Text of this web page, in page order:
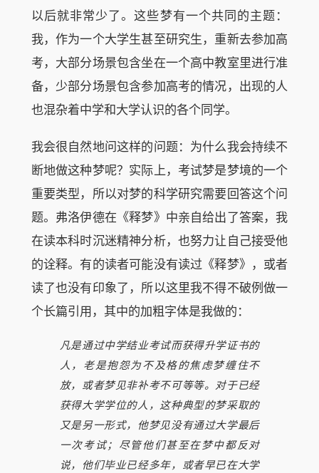
以后就非常少了。这些梦有一个共同的主题：
我，作为一个大学生甚至研究生，重新去参加高
考，大部分场景包含坐在一个高中教室里进行准
备，少部分场景包含参加高考的情况，出现的人
也混杂着中学和大学认识的各个同学。
我会很自然地问这样的问题：为什么我会持续不
断地做这种梦呢？实际上，考试梦是梦境的一个
重要类型，所以对梦的科学研究需要回答这个问
题。弗洛伊德在《释梦》中亲自给出了答案，我
在读本科时沉迷精神分析，也努力让自己接受他
的诠释。有的读者可能没有读过《释梦》，或者
读了也没有印象了，所以这里我不得不破例做一
个长篇引用，其中的加粗字体是我做的：
凡是通过中学结业考试而获得升学证书的
人，老是抱怨为不及格的焦虑梦缠住不
放，或者梦见非补考不可等等。对于已经
获得大学学位的人，这种典型的梦采取的
又是另一形式，他梦见没有通过大学最后
一次考试；尽管他们甚至在梦中都反对
说，他们毕业已经多年，或者早已在大学